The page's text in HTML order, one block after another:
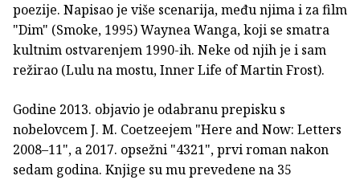
poezije. Napisao je više scenarija, među njima i za film
"Dim" (Smoke, 1995) Waynea Wanga, koji se smatra
kultnim ostvarenjem 1990-ih. Neke od njih je i sam
režirao (Lulu na mostu, Inner Life of Martin Frost).
Godine 2013. objavio je odabranu prepisku s
nobelovcem J. M. Coetzeejem "Here and Now: Letters
2008–11", a 2017. opsežni "4321", prvi roman nakon
sedam godina. Knjige su mu prevedene na 35